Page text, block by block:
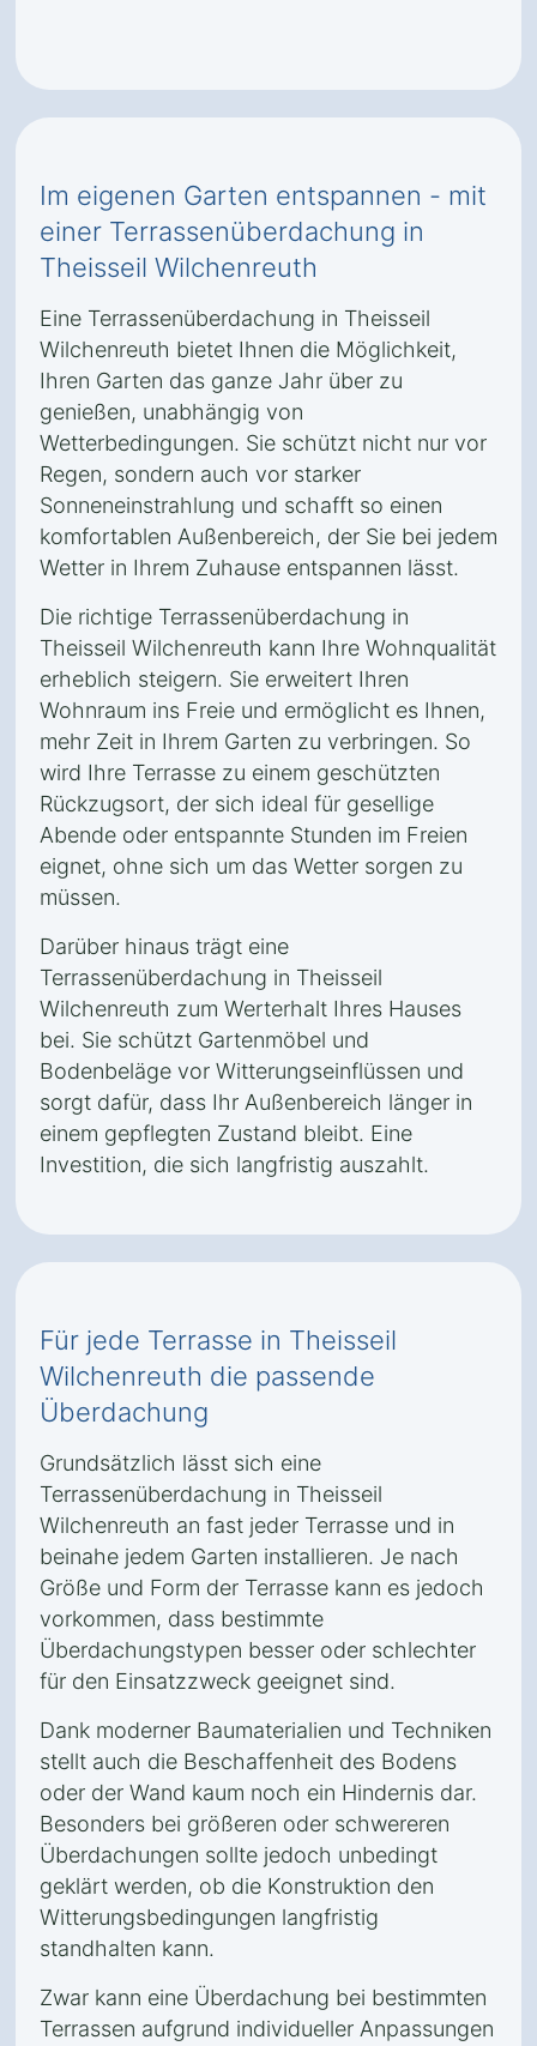
Im eigenen Garten entspannen - mit
einer Terrassenüberdachung in
Theisseil Wilchenreuth
Eine Terrassenüberdachung in Theisseil
Wilchenreuth bietet Ihnen die Möglichkeit,
Ihren Garten das ganze Jahr über zu
genießen, unabhängig von
Wetterbedingungen. Sie schützt nicht nur vor
Regen, sondern auch vor starker
Sonneneinstrahlung und schafft so einen
komfortablen Außenbereich, der Sie bei jedem
Wetter in Ihrem Zuhause entspannen lässt.
Die richtige Terrassenüberdachung in
Theisseil Wilchenreuth kann Ihre Wohnqualität
erheblich steigern. Sie erweitert Ihren
Wohnraum ins Freie und ermöglicht es Ihnen,
mehr Zeit in Ihrem Garten zu verbringen. So
wird Ihre Terrasse zu einem geschützten
Rückzugsort, der sich ideal für gesellige
Abende oder entspannte Stunden im Freien
eignet, ohne sich um das Wetter sorgen zu
müssen.
Darüber hinaus trägt eine
Terrassenüberdachung in Theisseil
Wilchenreuth zum Werterhalt Ihres Hauses
bei. Sie schützt Gartenmöbel und
Bodenbeläge vor Witterungseinflüssen und
sorgt dafür, dass Ihr Außenbereich länger in
einem gepflegten Zustand bleibt. Eine
Investition, die sich langfristig auszahlt.
Für jede Terrasse in Theisseil
Wilchenreuth die passende
Überdachung
Grundsätzlich lässt sich eine
Terrassenüberdachung in Theisseil
Wilchenreuth an fast jeder Terrasse und in
beinahe jedem Garten installieren. Je nach
Größe und Form der Terrasse kann es jedoch
vorkommen, dass bestimmte
Überdachungstypen besser oder schlechter
für den Einsatzzweck geeignet sind.
Dank moderner Baumaterialien und Techniken
stellt auch die Beschaffenheit des Bodens
oder der Wand kaum noch ein Hindernis dar.
Besonders bei größeren oder schwereren
Überdachungen sollte jedoch unbedingt
geklärt werden, ob die Konstruktion den
Witterungsbedingungen langfristig
standhalten kann.
Zwar kann eine Überdachung bei bestimmten
Terrassen aufgrund individueller Anpassungen